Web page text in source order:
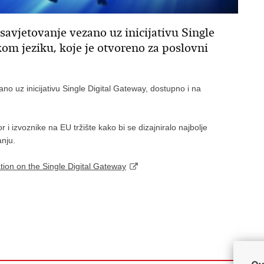
vezano uz inicijativu Single
jeziku, koje je otvoreno za poslovni
uz inicijativu Single Digital Gateway, dostupno i na
i izvoznike na EU tržište kako bi se dizajniralo najbolje
on the Single Digital Gateway